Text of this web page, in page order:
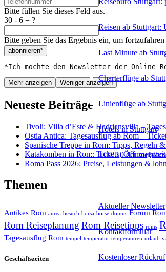
Reisen ab
Last Minute ab
Charterflüge ab
Linienflüge ab
Hotels in Stuttgart
TOP 10 der
Aktueller Newsletter
Kontaktformular
Kostenloser Rückruf
Bitte füllen Sie dieses Feld aus.
30 - 6 = ?
Bitte geben Sie das Ergebnis ein, um fortzufahren
abonnieren*
*Ich möchte den Newsletter der Online-
Mehr anzeigen Weniger anzeigen
Neueste Beiträge
Tivoli: Villa d’Este & Hadriansvilla –
Ostia Antica: Tagesausflug ab Rom –
Spanische Treppe in Rom: Tipps, Regeln
Katakomben in Rom: Tickets,
Roma Pass 2026: Preise, Leistungen &
Themen
Antikes Rom aurea besuch borsa börse domus Forum
Rom Reiseplanung Rom Reisetipps roms
Tagesausflug Rom tempel temperatur temperaturen urlaub
Geschäftszeiten